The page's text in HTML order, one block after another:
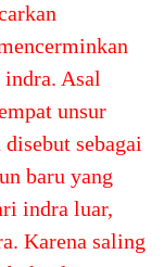
indra. Asal
unsur
sebagai
baru yang
indra luar,
Karena saling